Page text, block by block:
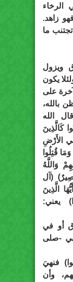
الرخاء
زاهد.
ما
ويزول
يكون
على
بالله،
الله
كَالَّذِينَ
الأَرْضِ
قُتِلُوا
وَاللَّهُ
(آل
أَيُّهَا الَّذِينَ
يعني:
أو في
-صلى
فنهيَ
وأن